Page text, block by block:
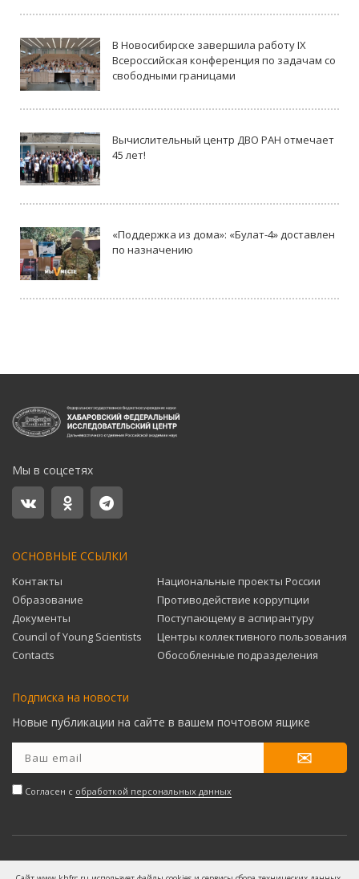
В Новосибирске завершила работу IX
Всероссийская конференция по задачам со
свободными границами
Вычислительный центр ДВО РАН отмечает
45 лет!
«Поддержка из дома»: «Булат-4» доставлен
по назначению
Мы в соцсетях
ОСНОВНЫЕ ССЫЛКИ
Контакты
Образование
Документы
Council of Young Scientists
Contacts
Национальные проекты России
Противодействие коррупции
Поступающему в аспирантуру
Центры коллективного пользования
Обособленные подразделения
Подписка на новости
Новые публикации на сайте в вашем почтовом ящике
Согласен с обработкой персональных данных